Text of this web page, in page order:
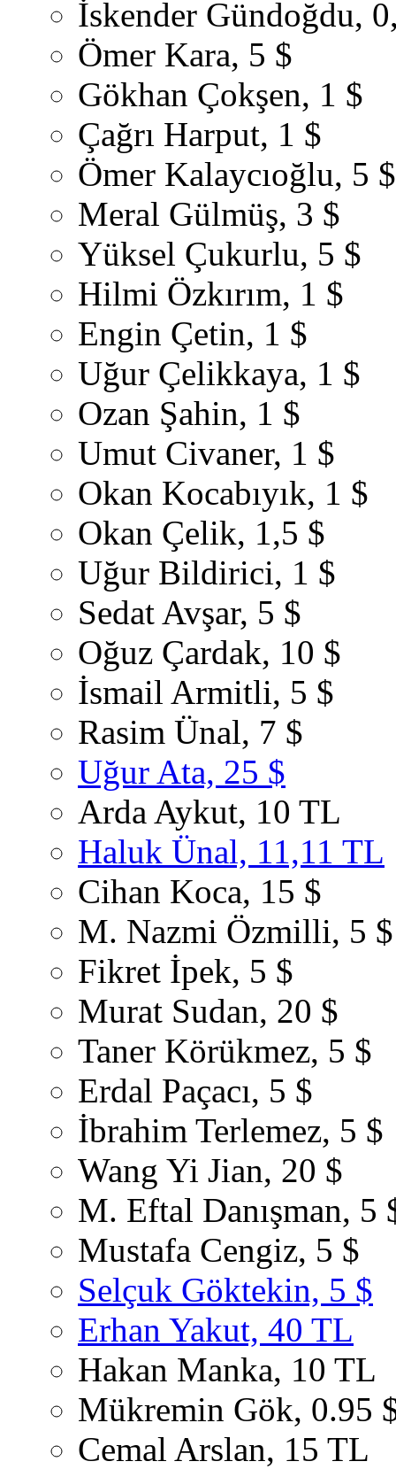
İskender Gündoğdu,
Ömer Kara, 5 $
Gökhan Çokşen, 1 $
Çağrı Harput, 1 $
Ömer Kalaycıoğlu, 5 $
Meral Gülmüş, 3 $
Yüksel Çukurlu, 5 $
Hilmi Özkırım, 1 $
Engin Çetin, 1 $
Uğur Çelikkaya, 1 $
Ozan Şahin, 1 $
Umut Civaner, 1 $
Okan Kocabıyık, 1 $
Okan Çelik, 1,5 $
Uğur Bildirici, 1 $
Sedat Avşar, 5 $
Oğuz Çardak, 10 $
İsmail Armitli, 5 $
Rasim Ünal, 7 $
Uğur Ata, 25 $
Arda Aykut, 10 TL
Haluk Ünal, 11,11 TL
Cihan Koca, 15 $
M. Nazmi Özmilli, 5 $
Fikret İpek, 5 $
Murat Sudan, 20 $
Taner Körükmez, 5 $
Erdal Paçacı, 5 $
İbrahim Terlemez, 5 $
Wang Yi Jian, 20 $
M. Eftal Danışman, 5
Mustafa Cengiz, 5 $
Selçuk Göktekin, 5 $
Erhan Yakut, 40 TL
Hakan Manka, 10 TL
Mükremin Gök, 0.95
Cemal Arslan, 15 TL